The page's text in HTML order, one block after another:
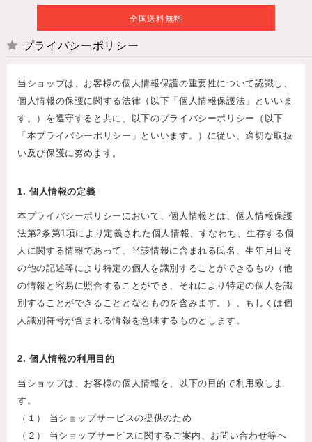
全国送料無料
プライバシーポリシー
当ショップは、お客様の個人情報保護の重要性について認識し、
個人情報の保護に関する法律（以下「個人情報保護法」といいま
す。）を遵守すると共に、以下のプライバシーポリシー（以下
「本プライバシーポリシー」といいます。）に従い、適切な取扱
い及び保護に努めます。
1. 個人情報の定義
本プライバシーポリシーにおいて、個人情報とは、個人情報保護
法第2条第1項により定義された個人情報、すなわち、生存する個
人に関する情報であって、当該情報に含まれる氏名、生年月日そ
の他の記述等により特定の個人を識別することができるもの（他
の情報と容易に照合することができ、それにより特定の個人を識
別することができることとなるものを含みます。）、もしくは個
人識別符号が含まれる情報を意味するものとします。
2. 個人情報の利用目的
当ショップは、お客様の個人情報を、以下の目的で利用致しま
す。
（１） 当ショップサービスの提供のため
（２） 当ショップサービスに関するご案内、お問い合わせ等へ